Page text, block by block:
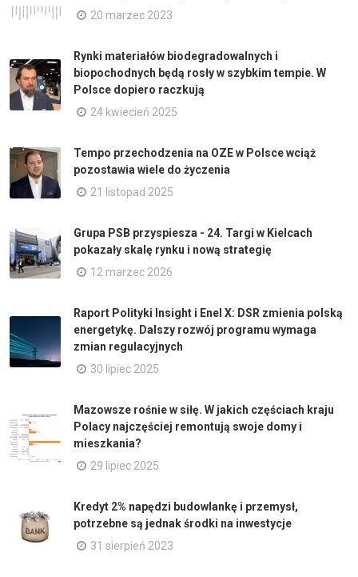
20 marzec 2023
Rynki materiałów biodegradowalnych i
biopochodnych będą rosły w szybkim tempie. W
Polsce dopiero raczkują
24 kwiecień 2025
Tempo przechodzenia na OZE w Polsce wciąż
pozostawia wiele do życzenia
21 listopad 2025
Grupa PSB przyspiesza - 24. Targi w Kielcach
pokazały skalę rynku i nową strategię
12 marzec 2026
Raport Polityki Insight i Enel X: DSR zmienia polską
energetykę. Dalszy rozwój programu wymaga
zmian regulacyjnych
30 lipiec 2025
Mazowsze rośnie w siłę. W jakich częściach kraju
Polacy najczęściej remontują swoje domy i
mieszkania?
29 lipiec 2025
Kredyt 2% napędzi budowlankę i przemysł,
potrzebne są jednak środki na inwestycje
31 sierpień 2023